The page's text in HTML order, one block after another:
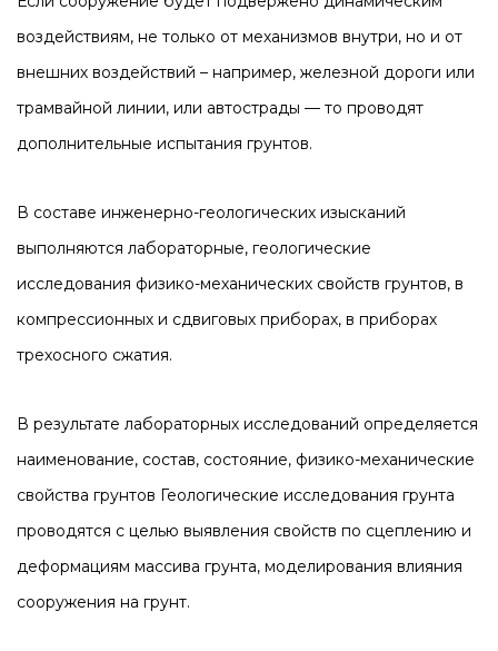
воздействиям, не только от механизмов внутри, но и от
внешних воздействий – например, железной дороги или
трамвайной линии, или автострады — то проводят
дополнительные испытания грунтов.
В составе инженерно-геологических изысканий
выполняются лабораторные, геологические
исследования физико-механических свойств грунтов, в
компрессионных и сдвиговых приборах, в приборах
трехосного сжатия.
В результате лабораторных исследований определяется
наименование, состав, состояние, физико-механические
свойства грунтов Геологические исследования грунта
проводятся с целью выявления свойств по сцеплению и
деформациям массива грунта, моделирования влияния
сооружения на грунт.